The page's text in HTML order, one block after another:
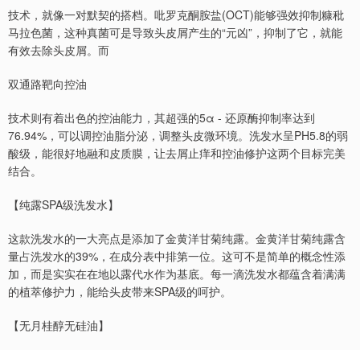
技术，就像一对默契的搭档。吡罗克酮胺盐(OCT)能够强效抑制糠秕
马拉色菌，这种真菌可是导致头皮屑产生的“元凶”，抑制了它，就能
有效去除头皮屑。而
双通路靶向控油
技术则有着出色的控油能力，其超强的5α - 还原酶抑制率达到
76.94%，可以调控油脂分泌，调整头皮微环境。洗发水呈PH5.8的弱
酸级，能很好地融和皮质膜，让去屑止痒和控油修护这两个目标完美
结合。
【纯露SPA级洗发水】
这款洗发水的一大亮点是添加了金黄洋甘菊纯露。金黄洋甘菊纯露含
量占洗发水的39%，在成分表中排第一位。这可不是简单的概念性添
加，而是实实在在地以露代水作为基底。每一滴洗发水都蕴含着满满
的植萃修护力，能给头皮带来SPA级的呵护。
【无月桂醇无硅油】